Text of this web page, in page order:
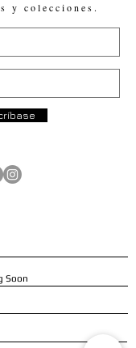
y colecciones.
Soon